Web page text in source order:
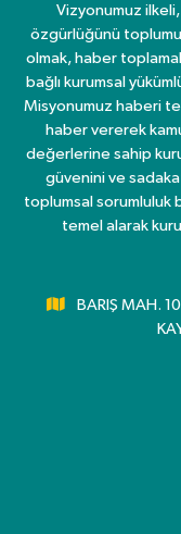
Vizyonumuz
özgürlüğünü
olmak, haber
bağlı kurumsal
Misyonumuz haberi
haber vererek
değerlerine sahip
güvenini ve
toplumsal sorumluluk
temel alarak
BARIŞ MAH.